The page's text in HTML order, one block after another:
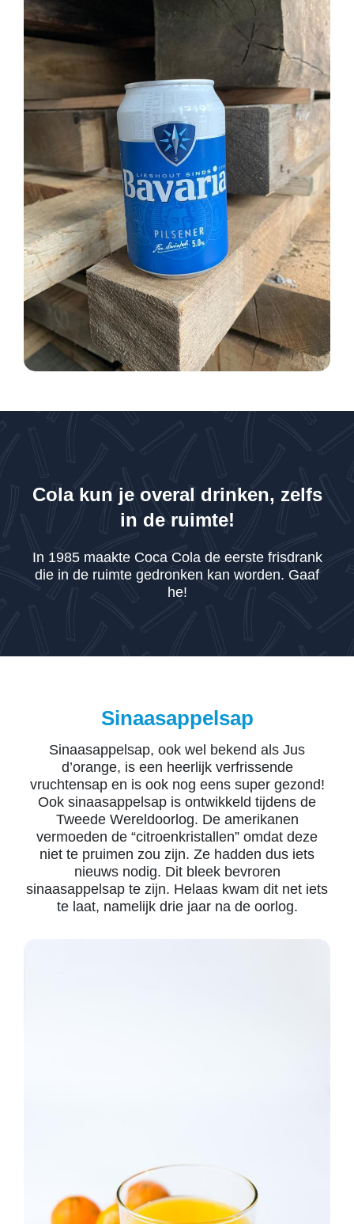
Cola kun je overal drinken, zelfs
in de ruimte!
In 1985 maakte Coca Cola de eerste frisdrank
die in de ruimte gedronken kan worden. Gaaf
he!
Sinaasappelsap
Sinaasappelsap, ook wel bekend als Jus
d’orange, is een heerlijk verfrissende
vruchtensap en is ook nog eens super gezond!
Ook sinaasappelsap is ontwikkeld tijdens de
Tweede Wereldoorlog. De amerikanen
vermoeden de “citroenkristallen” omdat deze
niet te pruimen zou zijn. Ze hadden dus iets
nieuws nodig. Dit bleek bevroren
sinaasappelsap te zijn. Helaas kwam dit net iets
te laat, namelijk drie jaar na de oorlog.